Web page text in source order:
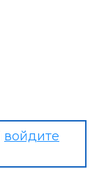
войдите